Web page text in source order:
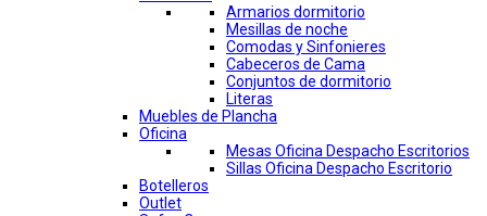
Armarios dormitorio
Mesillas de noche
Comodas y Sinfonieres
Cabeceros de Cama
Conjuntos de dormitorio
Literas
Muebles de Plancha
Oficina
Mesas Oficina Despacho Escritorios
Sillas Oficina Despacho Escritorio
Botelleros
Outlet